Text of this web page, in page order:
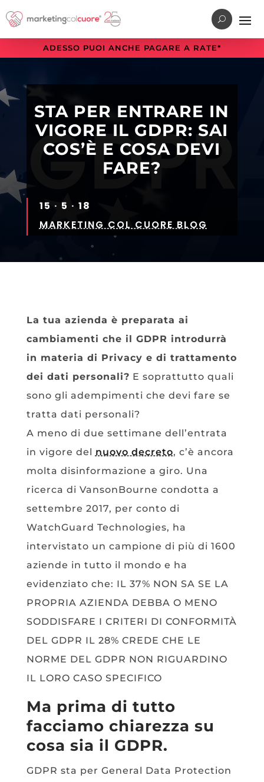
al
menu
di
principale
al
contenuto
principale
alla
sezione
a
di
pagina
ADESSO PUOI ANCHE PAGARE A RATE*
STA PER ENTRARE IN
VIGORE IL GDPR: SAI
COS’È E COSA DEVI
FARE?
15 · 5 · 18
MARKETING COL CUORE BLOG
La tua azienda è preparata ai
cambiamenti che il GDPR introdurrà
in materia di Privacy e di trattamento
dei dati personali? E soprattutto quali
sono gli adempimenti che devi fare se
tratta dati personali?
A meno di due settimane dell’entrata
in vigore del nuovo decreto, c’è ancora
molta disinformazione a giro. Una
ricerca di VansonBourne condotta a
settembre 2017, per conto di
WatchGuard Technologies, ha
intervistato un campione di più di 1600
aziende in tutto il mondo e ha
evidenziato che: IL 37% NON SA SE LA
PROPRIA AZIENDA DEBBA O MENO
SODDISFARE I CRITERI DI CONFORMITÀ
DEL GDPR IL 28% CREDE CHE LE
NORME DEL GDPR NON RIGUARDINO
IL LORO CASO SPECIFICO
Ma prima di tutto
facciamo chiarezza su
cosa sia il GDPR.
GDPR sta per General Data Protection